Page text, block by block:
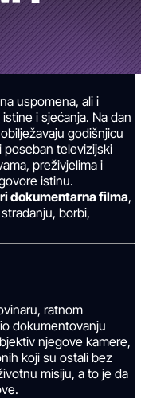
uspomena, ali i
i sjećanja. Na dan
godišnjicu
televizijski
preživjelima i
istinu.
dokumentarna filma,
borbi,
ratnom
dokumentovanju
njegove kamere,
koji su ostali bez
misiju, a to je da